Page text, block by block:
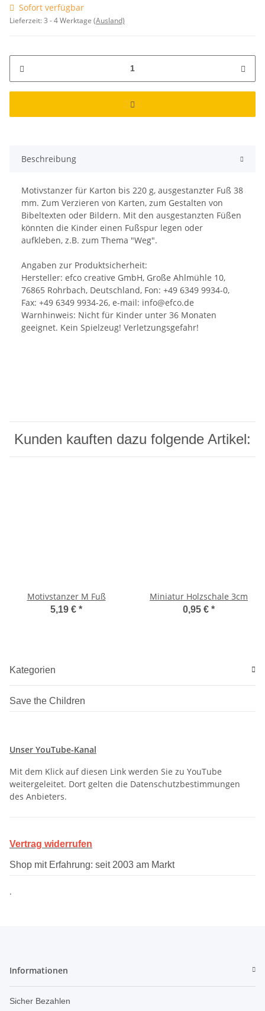
Sofort verfügbar
Lieferzeit:3 - 4 Werktage (Ausland)
Beschreibung
Motivstanzer für Karton bis 220 g, ausgestanzter Fuß 38
mm. Zum Verzieren von Karten, zum Gestalten von
Bibeltexten oder Bildern. Mit den ausgestanzten Füßen
könnten die Kinder einen Fußspur legen oder
aufkleben, z.B. zum Thema "Weg".
Angaben zur Produktsicherheit:
Hersteller: efco creative GmbH, Große Ahlmühle 10,
76865 Rohrbach, Deutschland, Fon: +49 6349 9934-0,
Fax: +49 6349 9934-26, e-mail: info@efco.de
Warnhinweis: Nicht für Kinder unter 36 Monaten
geeignet. Kein Spielzeug! Verletzungsgefahr!
Kunden kauften dazu folgende Artikel:
Motivstanzer M Fuß
5,19 € *
Miniatur Holzschale 3cm
0,95 € *
Kategorien
Save the Children
Unser YouTube-Kanal
Mit dem Klick auf diesen Link werden Sie zu YouTube
weitergeleitet. Dort gelten die Datenschutzbestimmungen
des Anbieters.
Vertrag widerrufen
Shop mit Erfahrung: seit 2003 am Markt
.
Informationen
Sicher Bezahlen